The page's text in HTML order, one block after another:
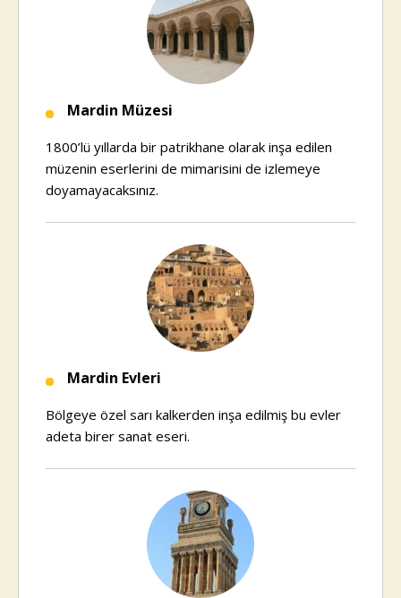
Mardin Müzesi
1800’lü yıllarda bir patrikhane olarak inşa edilen
müzenin eserlerini de mimarisini de izlemeye
doyamayacaksınız.
Mardin Evleri
Bölgeye özel sarı kalkerden inşa edilmiş bu evler
adeta birer sanat eseri.